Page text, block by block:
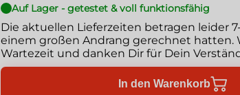
Auf Lager - getestet & voll funktionsfähig
Die aktuellen Lieferzeiten betragen leider
einem großen Andrang gerechnet hatten.
Wartezeit und danken Dir für Dein
In den Warenkorb